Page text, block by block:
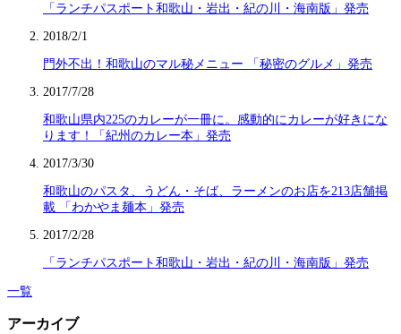
「ランチパスポート和歌山・岩出・紀の川・海南版」発売
2018/2/1
門外不出！和歌山のマル秘メニュー 「秘密のグルメ」発売
2017/7/28
和歌山県内225のカレーが一冊に。感動的にカレーが好きにな
ります！「紀州のカレー本」発売
2017/3/30
和歌山のパスタ、うどん・そば、ラーメンのお店を213店舗掲
載 「わかやま麺本」発売
2017/2/28
「ランチパスポート和歌山・岩出・紀の川・海南版」発売
一覧
アーカイブ